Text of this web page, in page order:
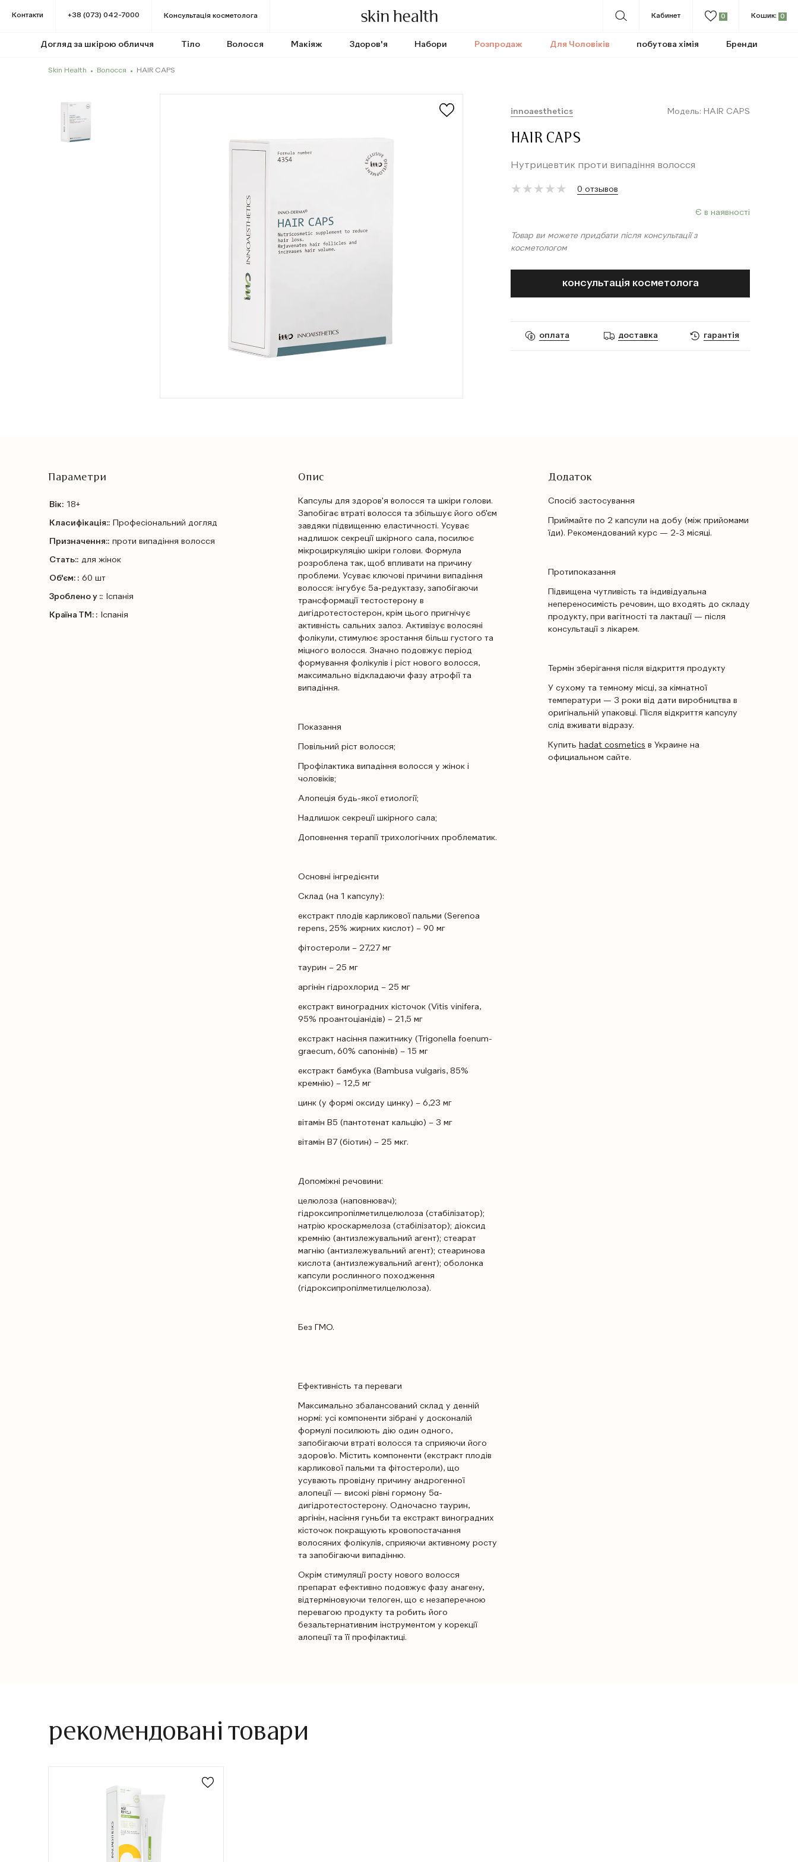
Контакти +38 (073) 042-7000 Консультація косметолога
Догляд за шкірою обличчя Тіло Волосся Макіяж Здоров'я Набори Розпродаж Для Чоловіків побутова хімія Бренди
Кабинет 0 Кошик: 0
Skin Health Волосся HAIR CAPS
innoaesthetics Модель: HAIR CAPS
HAIR CAPS
Нутрицевтик проти випадіння волосся
★
★ ★
★ ★
★ ★
★ ★
★ 0 отзывов
Є в наявності
Товар ви можете придбати після консультації з
косметологом
консультація косметолога
оплата доставка гарантія
Параметри
Вік: 18+
Класифікація:: Профеcіональний догляд
Призначення:: проти випадіння волосся
Стать:: для жінок
Об'єм: : 60 шт
Зроблено у :: Іспанія
Країна ТМ: : Іспанія
Опис
Капсулы для здоров'я волосся та шкіри голови.
Запобігає втраті волосся та збільшує його об'єм
завдяки підвищенню еластичності. Усуває
надлишок секреції шкірного сала, посилює
мікроциркуляцію шкіри голови. Формула
розроблена так, щоб впливати на причину
проблеми. Усуває ключові причини випадіння
волосся: інгубує 5a-редуктазу, запобігаючи
трансформації тестостерону в
дигідротестостерон, крім цього пригнічує
активність сальних залоз. Активізує волосяні
фолікули, стимулює зростання більш густого та
міцного волосся. Значно подовжує період
формування фолікулів і ріст нового волосся,
максимально відкладаючи фазу атрофії та
випадіння.
Показання
Повільний ріст волосся;
Профілактика випадіння волосся у жінок і
чоловіків;
Алопеція будь-якої етиології;
Надлишок секреції шкірного сала;
Доповнення терапії трихологічних проблематик.
Основні інгредієнти
Склад (на 1 капсулу):
екстракт плодів карликової пальми (Serenoa
repens, 25% жирних кислот) – 90 мг
фітостероли – 27,27 мг
таурин – 25 мг
аргінін гідрохлорид – 25 мг
екстракт виноградних кісточок (Vitis vinifera,
95% проантоціанідів) – 21,5 мг
екстракт насіння пажитнику (Trigonella foenum-
graecum, 60% сапонінів) – 15 мг
екстракт бамбука (Bambusa vulgaris, 85%
кремнію) – 12,5 мг
цинк (у формі оксиду цинку) – 6,23 мг
вітамін B5 (пантотенат кальцію) – 3 мг
вітамін B7 (біотин) – 25 мкг.
Допоміжні речовини:
целюлоза (наповнювач);
гідроксипропілметилцелюлоза (стабілізатор);
натрію кроскармелоза (стабілізатор); діоксид
кремнію (антизлежувальний агент); стеарат
магнію (антизлежувальний агент); стеаринова
кислота (антизлежувальний агент); оболонка
капсули рослинного походження
(гідроксипропілметилцелюлоза).
Без ГМО.
Ефективність та переваги
Максимально збалансований склад у денній
нормі: усі компоненти зібрані у досконалій
формулі посилюють дію один одного,
запобігаючи втраті волосся та сприяючи його
здоров’ю. Містить компоненти (екстракт плодів
карликової пальми та фітостероли), що
усувають провідну причину андрогенної
алопеції — високі рівні гормону 5α-
дигідротестостерону. Одночасно таурин,
аргінін, насіння гуньби та екстракт виноградних
кісточок покращують кровопостачання
волосяних фолікулів, сприяючи активному росту
та запобігаючи випадінню.
Окрім стимуляції росту нового волосся
препарат ефективно подовжує фазу анагену,
відтерміновуючи телоген, що є незаперечною
перевагою продукту та робить його
безальтернативним інструментом у корекції
алопеції та її профілактиці.
Додаток
Спосіб застосування
Приймайте по 2 капсули на добу (між прийомами
їди). Рекомендований курс — 2-3 місяці.
Протипоказання
Підвищена чутливість та індивідуальна
непереносимість речовин, що входять до складу
продукту, при вагітності та лактації — після
консультації з лікарем.
Термін зберігання після відкриття продукту
У сухому та темному місці, за кімнатної
температури — 3 роки від дати виробництва в
оригінальній упаковці. Після відкриття капсулу
слід вживати відразу.
Купить hadat cosmetics в Украине на
официальном сайте.
рекомендовані товари